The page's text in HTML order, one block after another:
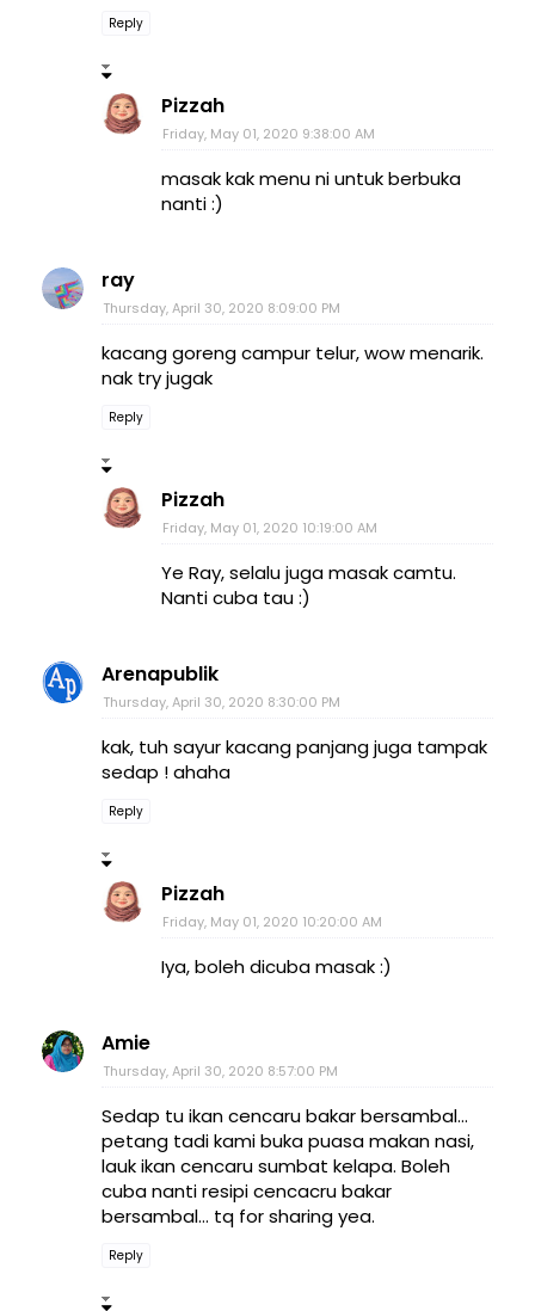
Reply
Pizzah
Friday, May 01, 2020 9:38:00 AM
masak kak menu ni untuk berbuka
nanti :)
ray
Thursday, April 30, 2020 8:09:00 PM
kacang goreng campur telur, wow menarik.
nak try jugak
Reply
Pizzah
Friday, May 01, 2020 10:19:00 AM
Ye Ray, selalu juga masak camtu.
Nanti cuba tau :)
Arenapublik
Thursday, April 30, 2020 8:30:00 PM
kak, tuh sayur kacang panjang juga tampak
sedap ! ahaha
Reply
Pizzah
Friday, May 01, 2020 10:20:00 AM
Iya, boleh dicuba masak :)
Amie
Thursday, April 30, 2020 8:57:00 PM
Sedap tu ikan cencaru bakar bersambal...
petang tadi kami buka puasa makan nasi,
lauk ikan cencaru sumbat kelapa. Boleh
cuba nanti resipi cencacru bakar
bersambal... tq for sharing yea.
Reply